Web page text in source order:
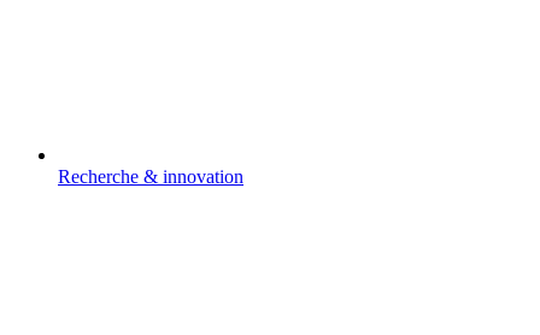
Recherche & innovation